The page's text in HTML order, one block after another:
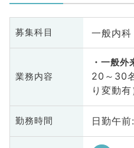
募集科目 一般内科
業務内容
一般外
20～30
り変動有
勤務時間 日勤午